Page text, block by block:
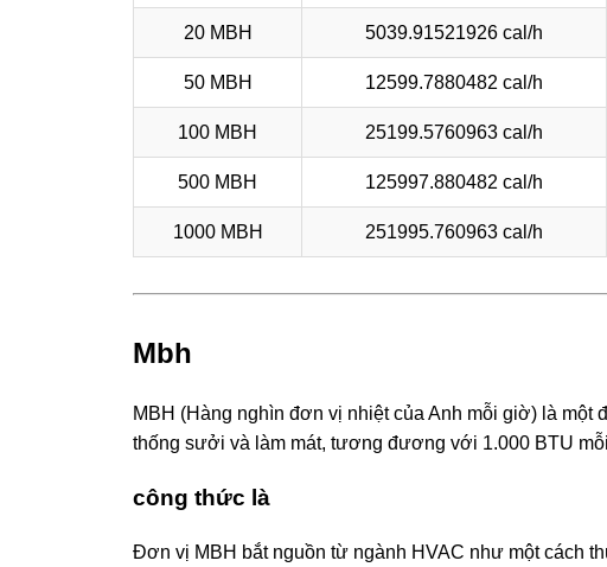
20 MBH 5039.91521926 cal/h
50 MBH 12599.7880482 cal/h
100 MBH 25199.5760963 cal/h
500 MBH 125997.880482 cal/h
1000 MBH 251995.760963 cal/h
Mbh
MBH (Hàng nghìn đơn vị nhiệt của Anh mỗi giờ) là
thống sưởi và làm mát, tương đương với 1.000 BTU
công thức là
Đơn vị MBH bắt nguồn từ ngành HVAC như một cách